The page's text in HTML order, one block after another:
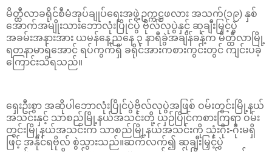
မိတ္ထီလာခရိုင်စီမံအုပ်ချုပ်ရေးအဖွဲ့ဥက္ကဋ္ဌဖလား အသက်(၁၉) နှစ်
အောက်အမျိုးသားဘောလုံးပြိုင်ပွဲ ဗိုလ်လုပွဲနှင့် ဆုချီးမြှင့်ပွဲ
အခမ်းအနားအား ယမန်နေ့ညနေ ၃ နာရီခွဲအချိန်ခန့်က မိတ္ထီလာမြို့
ရတနာမာရ်အောင် ရပ်ကွက်ရှိ ခရိုင်အားကစားကွင်းတွင် ကျင်းပခဲ့
ကြောင်းသိရသည်။
ရှေးဦးစွာ အဆိုပါဘောလုံးပြိုင်ပွဲဗိုလ်လုပွဲအဖြစ် ဝမ်းတွင်းမြို့နယ်
အသင်းနှင့် သာစည်မြို့နယ်အသင်းတို့ ယှဉ်ပြိုင်ကစားကြရာ ဝမ်း
တွင်းမြို့နယ်အသင်းက သာစည်မြို့နယ်အသင်းကို သုံးဂိုး-ဂိုးမရှိ
ဖြင့် အနိုင်ရဗိုလ် စွဲသွားသည်။ဆက်လက်၍ ဆုချီးမြှင့်ပွဲ